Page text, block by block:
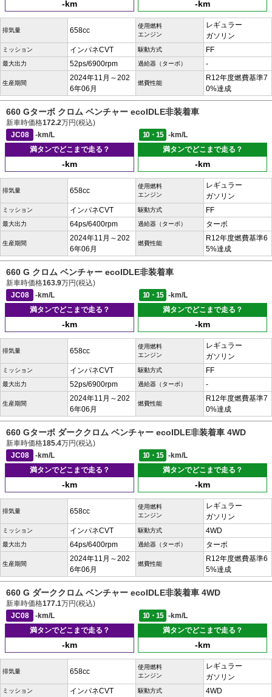
-km -km
排気量 658cc
使用燃料
エンジン
レギュラー
ガソリン
ミッション インパネCVT 駆動方式 FF
最大出力 52ps/6900rpm 過給器（ターボ） -
生産期間
2024年11月～202
6年06月
燃費性能
R12年度燃費基準7
0%達成
660 Gターボ クロム ベンチャー ecoIDLE非装着車
新車時価格172.2万円(税込)
JC08
-km/L 10・15
-km/L
満タンでどこまで走る？
-km
満タンでどこまで走る？
-km
排気量 658cc
使用燃料
エンジン
レギュラー
ガソリン
ミッション インパネCVT 駆動方式 FF
最大出力 64ps/6400rpm 過給器（ターボ） ターボ
生産期間
2024年11月～202
6年06月
燃費性能
R12年度燃費基準6
5%達成
660 G クロム ベンチャー ecoIDLE非装着車
新車時価格163.9万円(税込)
JC08
-km/L 10・15
-km/L
満タンでどこまで走る？
-km
満タンでどこまで走る？
-km
排気量 658cc
使用燃料
エンジン
レギュラー
ガソリン
ミッション インパネCVT 駆動方式 FF
最大出力 52ps/6900rpm 過給器（ターボ） -
生産期間
2024年11月～202
6年06月
燃費性能
R12年度燃費基準7
0%達成
660 Gターボ ダーククロム ベンチャー ecoIDLE非装着車 4WD
新車時価格185.4万円(税込)
JC08
-km/L 10・15
-km/L
満タンでどこまで走る？
-km
満タンでどこまで走る？
-km
排気量 658cc
使用燃料
エンジン
レギュラー
ガソリン
ミッション インパネCVT 駆動方式 4WD
最大出力 64ps/6400rpm 過給器（ターボ） ターボ
生産期間
2024年11月～202
6年06月
燃費性能
R12年度燃費基準6
5%達成
660 G ダーククロム ベンチャー ecoIDLE非装着車 4WD
新車時価格177.1万円(税込)
JC08
-km/L 10・15
-km/L
満タンでどこまで走る？
-km
満タンでどこまで走る？
-km
排気量 658cc
使用燃料
エンジン
レギュラー
ガソリン
ミッション インパネCVT 駆動方式 4WD